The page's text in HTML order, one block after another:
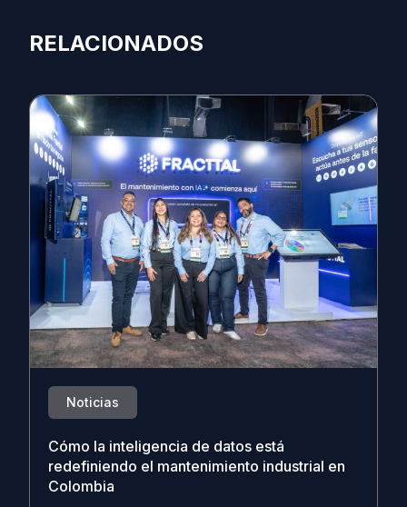
RELACIONADOS
Noticias
Cómo la inteligencia de datos está
redefiniendo el mantenimiento industrial en
Colombia